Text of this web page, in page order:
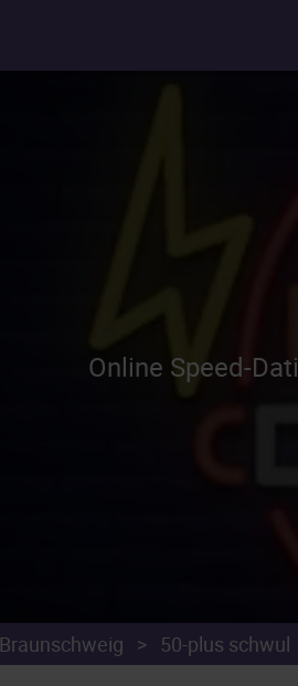
Online Speed-
Braunschweig > 50-plus schwul